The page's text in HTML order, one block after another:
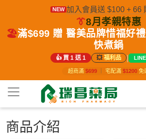
NEW 加入會員送 $100 + 66
👔8月孝親特惠
🏖️滿$699 贈 醫美品牌惜福好
快煮鍋
👍 買 1 送 1 💥福利品 |
超商滿 $699 宅配滿 $1200 免
商品介紹